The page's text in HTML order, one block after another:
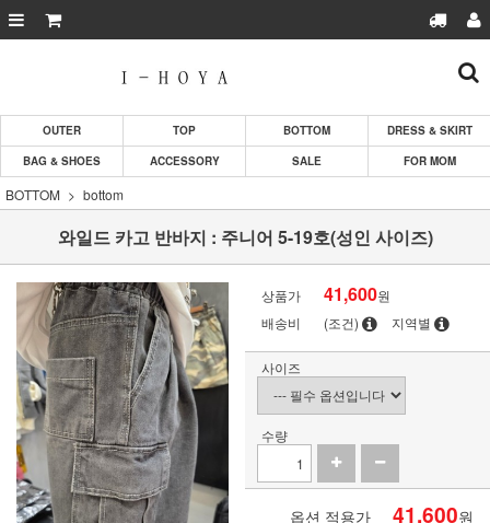
OUTER TOP BOTTOM
DRESS & SKIRT
BAG & SHOES
ACCESSORY SALE FOR MOM
BOTTOM bottom
와일드 카고 반바지 : 주니어 5-19호(성인 사이즈)
상품가 41,600원
배송비
(조건) 지역별
사이즈
수량
옵션 적용가 41,600원